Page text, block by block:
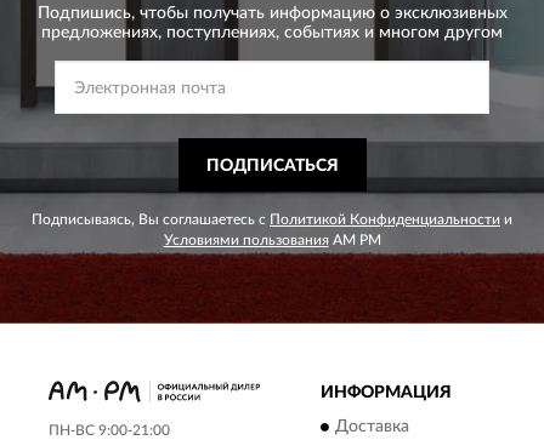
Подпишись, чтобы получать информацию о эксклюзивных
предложениях, поступлениях, событиях и многом другом
ПОДПИСАТЬСЯ
Подписываясь, Вы соглашаетесь с Политикой Конфиденциальности и
Условиями пользования AM PM
ПН-ВС 9:00-21:00
ИНФОРМАЦИЯ
Доставка